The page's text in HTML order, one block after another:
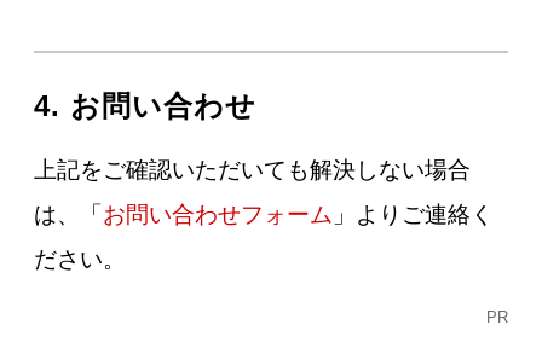
4. お問い合わせ
上記をご確認いただいても解決しない場合
は、「 お問い合わせフォーム 」よりご連絡く
ださい。
PR